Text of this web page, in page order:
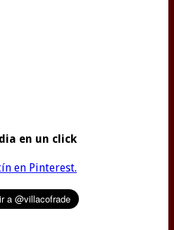
en un click
en Pinterest.